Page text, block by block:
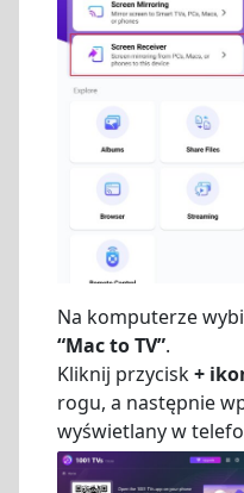
Na komputerze
“Mac to TV”.
Kliknij przycisk+
rogu, a następnie
wyświetlany w